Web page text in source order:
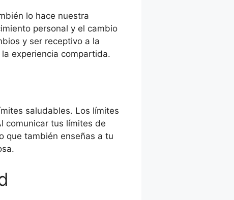
lo hace nuestra
personal y el cambio
y ser receptivo a la
experiencia compartida.
saludables. Los límites
comunicar tus límites de
que también enseñas a tu